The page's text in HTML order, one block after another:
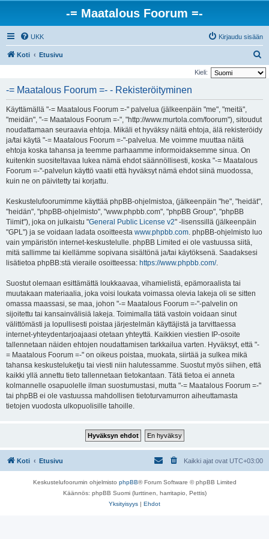
-= Maatalous Foorum =-
UKK Kirjaudu sisään
Koti Etusivu
t
Kieli:
-= Maatalous Foorum =- - Rekisteröityminen
Käyttämällä "-= Maatalous Foorum =-" palvelua (jälkeenpäin "me", "meitä",
"meidän", "-= Maatalous Foorum =-", "http://www.murtola.com/foorum"), sitoudut
noudattamaan seuraavia ehtoja. Mikäli et hyväksy näitä ehtoja, älä rekisteröidy
ja/tai käytä "-= Maatalous Foorum =-"-palvelua. Me voimme muuttaa näitä
ehtoja koska tahansa ja teemme parhaamme informoidaksemme sinua. On
kuitenkin suositeltavaa lukea nämä ehdot säännöllisesti, koska "-= Maatalous
Foorum =-"-palvelun käyttö vaatii että hyväksyt nämä ehdot siinä muodossa,
kuin ne on päivitetty tai korjattu.
Keskustelufoorumimme käyttää phpBB-ohjelmistoa, (jälkeenpäin "he", "heidät",
"heidän", "phpBB-ohjelmisto", "www.phpbb.com", "phpBB Group", "phpBB
Tiimit"), joka on julkaistu "General Public License v2" -lisenssillä (jälkeenpäin
"GPL") ja se voidaan ladata osoitteesta www.phpbb.com. phpBB-ohjelmisto luo
vain ympäristön internet-keskustelulle. phpBB Limited ei ole vastuussa siitä,
mitä sallimme tai kiellämme sopivana sisältönä ja/tai käytöksenä. Saadaksesi
lisätietoa phpBB:stä vieraile osoitteessa: https://www.phpbb.com/.
Suostut olemaan esittämättä loukkaavaa, vihamielistä, epämoraalista tai
muutakaan materiaalia, joka voisi loukata voimassa olevia lakeja oli se sitten
omassa maassasi, se maa, johon "-= Maatalous Foorum =-"-palvelin on
sijoitettu tai kansainvälisiä lakeja. Toimimalla tätä vastoin voidaan sinut
välittömästi ja lopullisesti poistaa järjestelmän käyttäjistä ja tarvittaessa
internet-yhteydentarjoajaasi otetaan yhteyttä. Kaikkien viestien IP-osoite
tallennetaan näiden ehtojen noudattamisen tarkkailua varten. Hyväksyt, että "-
= Maatalous Foorum =-" on oikeus poistaa, muokata, siirtää ja sulkea mikä
tahansa keskusteluketju tai viesti niin halutessamme. Suostut myös siihen, että
kaikki yllä annettu tieto tallennetaan tietokantaan. Tätä tietoa ei anneta
kolmannelle osapuolelle ilman suostumustasi, mutta "-= Maatalous Foorum =-"
tai phpBB ei ole vastuussa mahdollisen tietoturvamurron aiheuttamasta
tietojen vuodosta ulkopuolisille tahoille.
Koti Etusivu Kaikki ajat ovat UTC+03:00
Keskustelufoorumin ohjelmisto phpBB® Forum Software © phpBB Limited
Käännös: phpBB Suomi (lurttinen, harritapio, Pettis)
Yksityisyys | Ehdot